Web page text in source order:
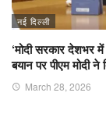
नई दिल्ली
‘मोदी सरकार देशभर
बयान पर पीएम मोदी ने
March 28, 2026